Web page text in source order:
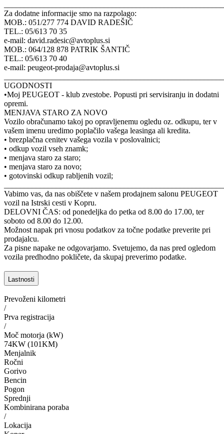
Za dodatne informacije smo na razpolago:
MOB.: 051/277 774 DAVID RADEŠIČ
TEL.: 05/613 70 35
e-mail: david.radesic@avtoplus.si
MOB.: 064/128 878 PATRIK ŠANTIČ
TEL.: 05/613 70 40
e-mail: peugeot-prodaja@avtoplus.si
UGODNOSTI
•Moj PEUGEOT - klub zvestobe. Popusti pri servisiranju in dodatni
opremi.
MENJAVA STARO ZA NOVO
Vozilo obračunamo takoj po opravljenemu ogledu oz. odkupu, ter v
vašem imenu uredimo poplačilo vašega leasinga ali kredita.
• brezplačna cenitev vašega vozila v poslovalnici;
• odkup vozil vseh znamk;
• menjava staro za staro;
• menjava staro za novo;
• gotovinski odkup rabljenih vozil;
Vabimo vas, da nas obiščete v našem prodajnem salonu PEUGEOT
vozil na Istrski cesti v Kopru.
DELOVNI ČAS: od ponedeljka do petka od 8.00 do 17.00, ter
soboto od 8.00 do 12.00.
Možnost napak pri vnosu podatkov za točne podatke preverite pri
prodajalcu.
Za pisne napake ne odgovarjamo. Svetujemo, da nas pred ogledom
vozila predhodno pokličete, da skupaj preverimo podatke.
Lastnosti
Prevoženi kilometri
/
Prva registracija
/
Moč motorja (kW)
74KW (101KM)
Menjalnik
Ročni
Gorivo
Bencin
Pogon
Sprednji
Kombinirana poraba
/
Lokacija